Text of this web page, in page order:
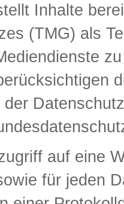
Inhalte
(TMG) als
auf eine
für jeden